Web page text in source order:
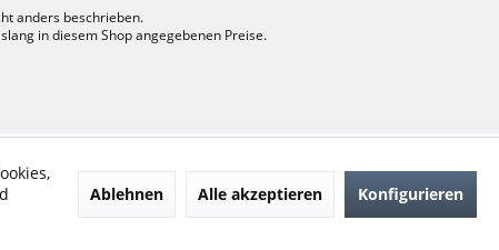
anders beschrieben.
in diesem Shop angegebenen Preise.
Ablehnen Alle akzeptieren Konfigurieren